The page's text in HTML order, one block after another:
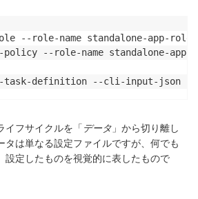
[
server-AP",
{
"accessPointId": "fsap-
"iam": "ENABLED"
--role-name standalone-app-
policy --role-name standalone-
task-definition --cli-input-json
イフサイクルを「データ 」から切り離し
タは単なる設定ファイルですが、何でも
設定したものを視覚的に表したもので